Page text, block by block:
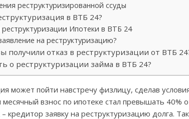
реструктуризированной ссуды
в ВТБ 24?
Ипотеки в ВТБ 24
на реструктуризацию?
получили отказ в реструктуризации от ВТБ
о реструктуризации займа в ВТБ 24?
может пойти навстречу физлицу, сделав
взнос по ипотеке стал превышать 40%
кредитор заявку на реструктуризацию долга.